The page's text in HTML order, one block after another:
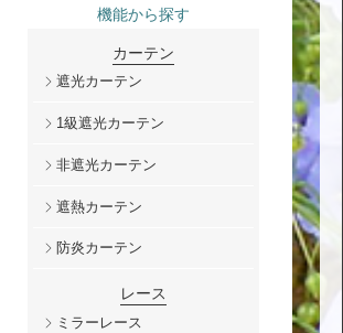
機能から探す
カーテン
遮光カーテン
1級遮光カーテン
非遮光カーテン
遮熱カーテン
防炎カーテン
レース
ミラーレース